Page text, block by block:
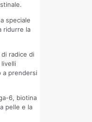
speciale
ridurre la
radice di
a prendersi
6, biotina
pelle e la